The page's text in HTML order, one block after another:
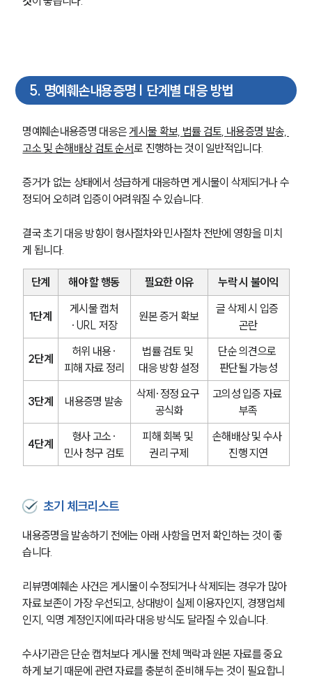
소식/자료
언론보도
법률 블로그
법률서식
세미나
5. 명예훼손내용증명 | 단계별 대응 방법
명예훼손내용증명 대응은 게시물 확보, 법률 검토, 내용증명 발송,
고소 및 손해배상 검토 순서로 진행하는 것이 일반적입니다.
증거가 없는 상태에서 성급하게 대응하면 게시물이 삭제되거나 수
정되어 오히려 입증이 어려워질 수 있습니다.
결국 초기 대응 방향이 형사절차와 민사절차 전반에 영향을 미치
게 됩니다.
단계 해야 할 행동 필요한 이유 누락 시 불이익
1단계
게시물 캡처
·URL 저장
원본 증거 확보
글 삭제 시 입증
곤란
2단계
허위 내용·
피해 자료 정리
법률 검토 및
대응 방향 설정
단순 의견으로
판단될 가능성
3단계 내용증명 발송
삭제·정정 요구
공식화
고의성 입증 자료
부족
4단계
형사 고소·
민사 청구 검토
피해 회복 및
권리 구제
손해배상 및 수사
진행 지연
초기 체크리스트
내용증명을 발송하기 전에는 아래 사항을 먼저 확인하는 것이 좋
습니다.
리뷰명예훼손 사건은 게시물이 수정되거나 삭제되는 경우가 많아
자료 보존이 가장 우선되고, 상대방이 실제 이용자인지, 경쟁업체
인지, 익명 계정인지에 따라 대응 방식도 달라질 수 있습니다.
수사기관은 단순 캡처보다 게시물 전체 맥락과 원본 자료를 중요
하게 보기 때문에 관련 자료를 충분히 준비해 두는 것이 필요합니